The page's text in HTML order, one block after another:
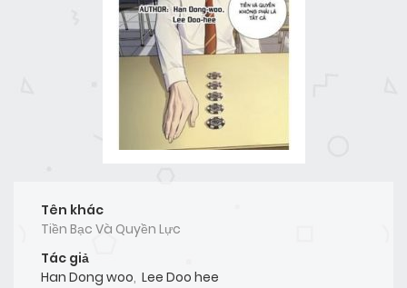
Tên khác
Tiền Bạc Và Quyền Lực
Tác giả
Han Dong woo, Lee Doo hee